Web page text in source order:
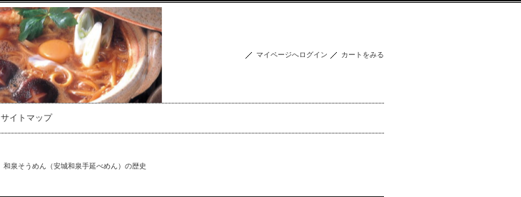
マイページへログイン カートをみる
サイトマップ
和泉そうめん（安城和泉手延べめん）の歴史